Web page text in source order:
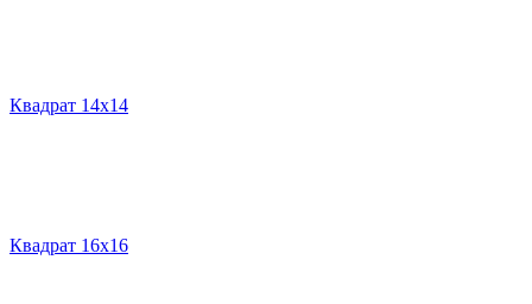
Квадрат 14х14
Квадрат 16х16